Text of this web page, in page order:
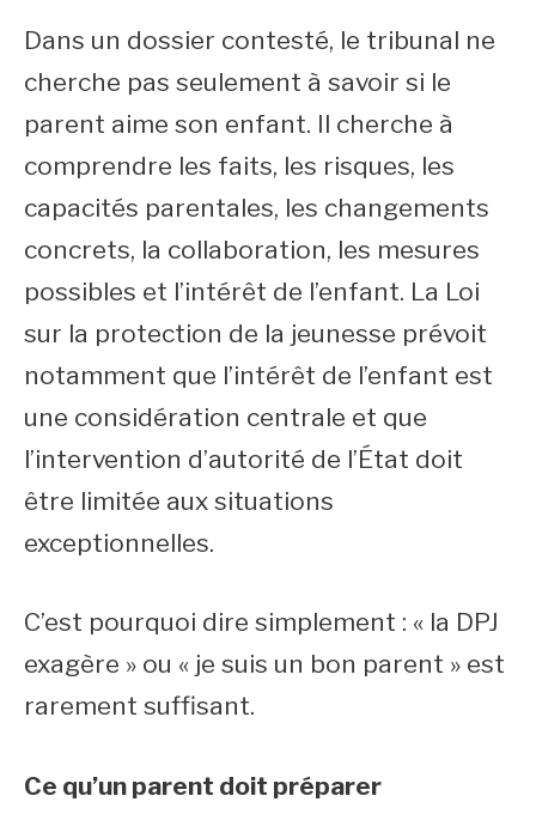
Dans un dossier contesté, le tribunal ne
cherche pas seulement à savoir si le
parent aime son enfant. Il cherche à
comprendre les faits, les risques, les
capacités parentales, les changements
concrets, la collaboration, les mesures
possibles et l’intérêt de l’enfant. La Loi
sur la protection de la jeunesse prévoit
notamment que l’intérêt de l’enfant est
une considération centrale et que
l’intervention d’autorité de l’État doit
être limitée aux situations
exceptionnelles.
C’est pourquoi dire simplement : « la DPJ
exagère » ou « je suis un bon parent » est
rarement suffisant.
Ce qu’un parent doit préparer